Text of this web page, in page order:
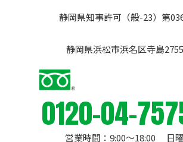
静岡県知事許可（般-23）第
静岡県浜松市浜名区寺島
0120-04-
営業時間：9:00〜18:00 日